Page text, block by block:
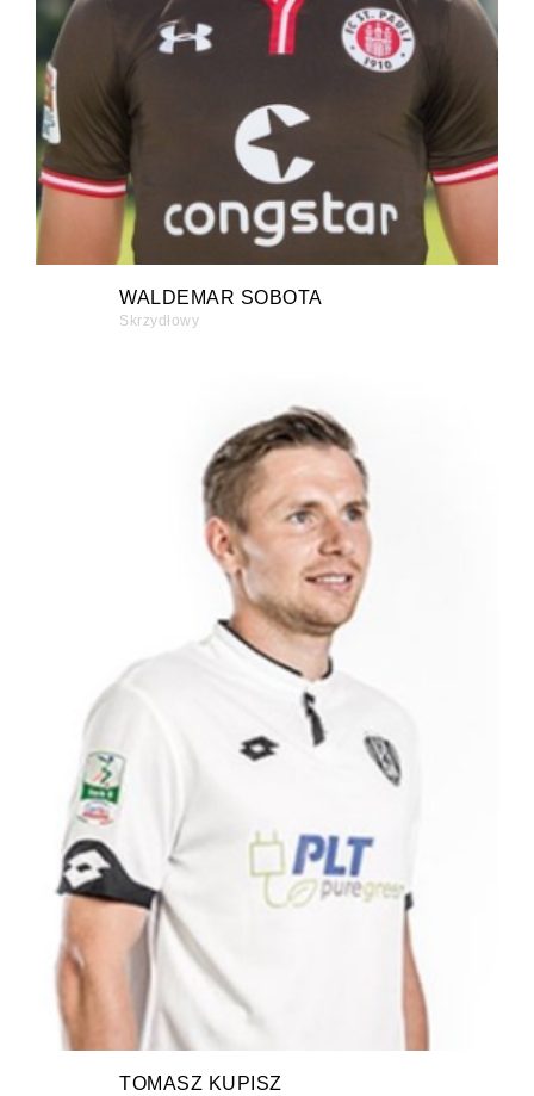
WALDEMAR SOBOTA
Skrzydłowy
TOMASZ KUPISZ